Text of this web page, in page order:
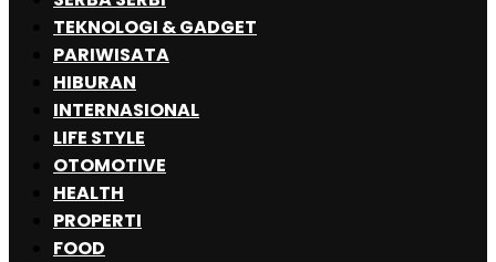
TEKNOLOGI & GADGET
PARIWISATA
HIBURAN
INTERNASIONAL
LIFE STYLE
OTOMOTIVE
HEALTH
PROPERTI
FOOD